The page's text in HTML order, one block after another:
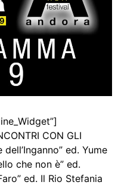
CON GLI
ed. Yume
che non è” ed.
ed. Il Rio Stefania